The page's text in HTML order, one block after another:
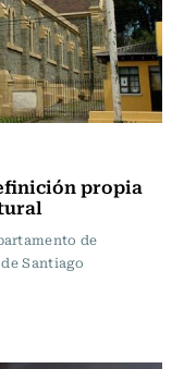
propia
de
Santiago